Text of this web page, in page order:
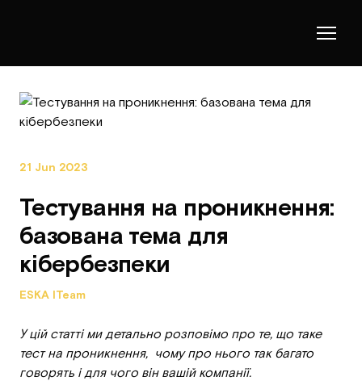
21 Jun 2023
Тестування на проникнення:
базована тема для
кібербезпеки
ESKA ITeam
У цій статті ми детально розповімо про те, що таке
тест на проникнення, чому про нього так багато
говорять і для чого він вашій компанії.